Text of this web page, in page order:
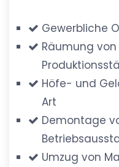
Gewerbliche
Räumung
Höfe- und
Art
Demontage
Umzug von